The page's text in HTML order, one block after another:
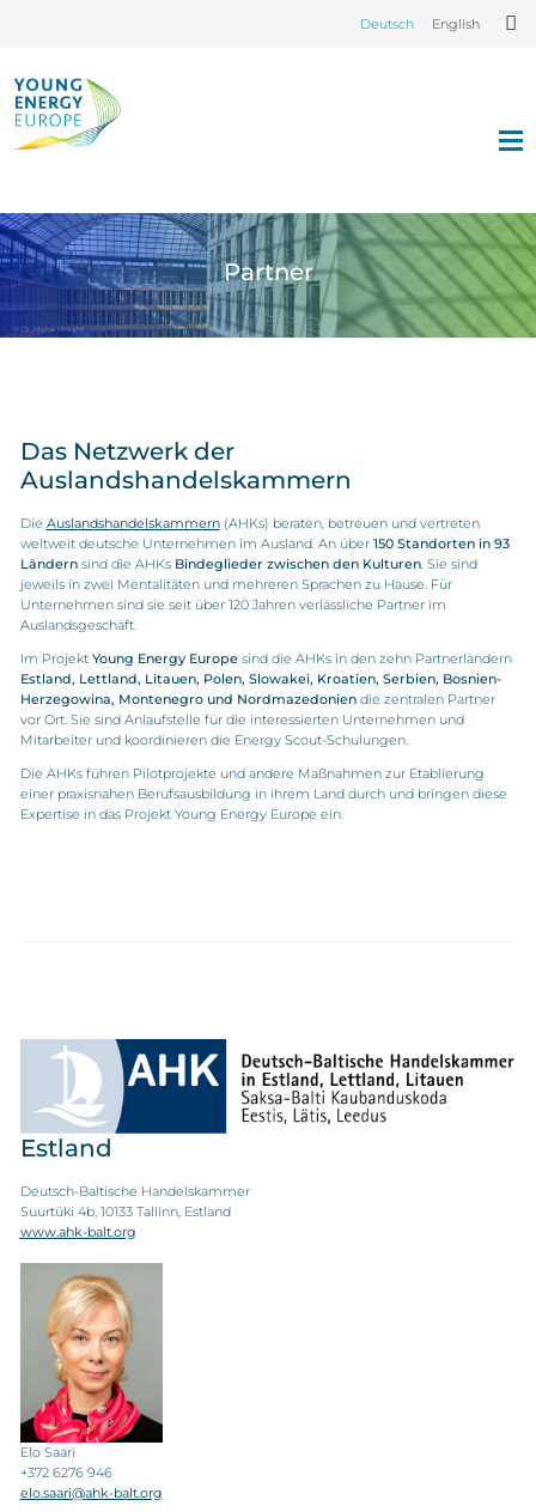
Deutsch English
Partner
© Dr. Mona Moraht
Das Netzwerk der
Auslandshandelskammern
Die Auslandshandelskammern(AHKs) beraten, betreuen und vertreten
weltweit deutsche Unternehmen im Ausland. An über 150 Standorten in 93
Ländernsind die AHKs Bindeglieder zwischen den Kulturen. Sie sind
jeweils in zwei Mentalitäten und mehreren Sprachen zu Hause. Für
Unternehmen sind sie seit über 120 Jahren verlässliche Partner im
Auslandsgeschäft.
Im Projekt Young Energy Europesind die AHKs in den zehn Partnerländern
Estland, Lettland, Litauen, Polen, Slowakei, Kroatien, Serbien, Bosnien-
Herzegowina, Montenegro und Nordmazedoniendie zentralen Partner
vor Ort. Sie sind Anlaufstelle für die interessierten Unternehmen und
Mitarbeiter und koordinieren die Energy Scout-Schulungen.
Die AHKs führen Pilotprojekte und andere Maßnahmen zur Etablierung
einer praxisnahen Berufsausbildung in ihrem Land durch und bringen diese
Expertise in das Projekt Young Energy Europe ein.
Estland
Deutsch-Baltische Handelskammer
Suurtüki 4b, 10133 Tallinn, Estland
www.ahk-balt.org
Elo Saari
+372 6276 946
elo.saari@ahk-balt.org